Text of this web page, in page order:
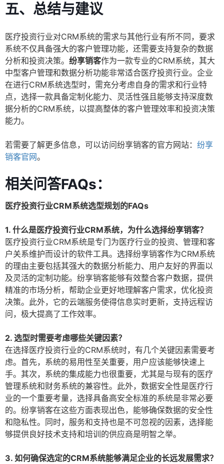
五、总结与建议
医疗投资行业对CRM系统的需求与其他行业有所不同，要求
系统不仅具备强大的客户管理功能，还需要支持复杂的数据
分析和投资决策。 纷享销客作为一款专业的CRM系统，其大
中型客户管理和数据分析功能非常适合医疗投资行业。企业
在进行CRM系统选型时，需充分考虑自身的需求和行业特
点，选择一款具备定制化能力、灵活性强且能够支持深度数
据分析的CRM系统，以提高整体的客户管理效率和投资决策
能力。
若需要了解更多信息，可以访问纷享销客的官方网站： 纷享
销客官网。
相关问答FAQs：
医疗投资行业CRM系统选型规划的FAQs
1. 什么是医疗投资行业CRM系统，为什么选择纷享销客？
医疗投资行业CRM系统是专门为医疗行业的投资、管理和客
户关系维护而设计的软件工具。选择纷享销客作为CRM系统
的理由主要包括其强大的数据分析能力、用户友好的界面以
及灵活的定制功能。纷享销客能够有效整合客户数据，提供
精准的市场分析，帮助企业更好地理解客户需求，优化投资
决策。此外，它的云端服务使得信息实时更新，支持远程访
问，极大提高了工作效率。
2. 选型时需要考虑哪些关键因素？
在选择医疗投资行业的CRM系统时，有几个关键因素需要考
虑。首先，系统的易用性至关重要，用户应该能够快速上
手。其次，系统的集成能力也很重要，尤其是与现有的医疗
管理系统和财务系统的兼容性。此外，数据安全性是医疗行
业的一个重要考量，选择具备高安全标准的系统是非常必要
的。纷享销客在这些方面表现出色，能够确保数据的安全性
和隐私性。同时，服务和支持也是不可忽视的因素，选择能
够提供良好技术支持和培训的供应商是明智之举。
3. 如何确保选定的CRM系统能够满足企业的长远发展需求？